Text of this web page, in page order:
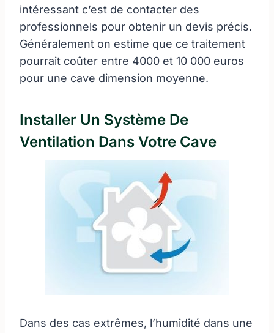
intéressant c’est de contacter des
professionnels pour obtenir un devis précis.
Généralement on estime que ce traitement
pourrait coûter entre 4000 et 10 000 euros
pour une cave dimension moyenne.
Installer Un Système De
Ventilation Dans Votre Cave
Dans des cas extrêmes, l’humidité dans une